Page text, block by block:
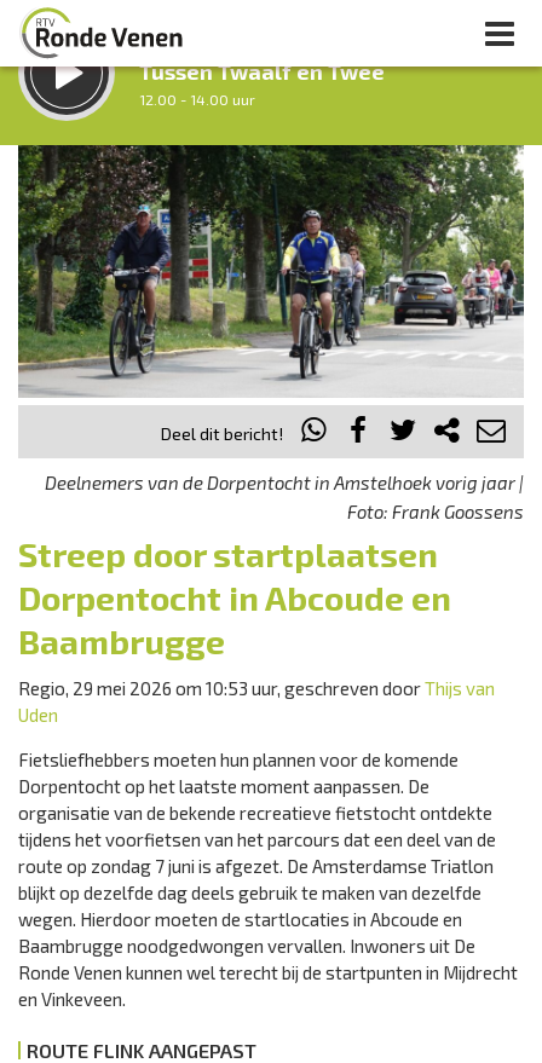
LUISTER LIVE:
Tussen Twaalf en Twee
12.00 - 14.00 uur
STRAKS:
Middag Venen
14.00 - 18.00 uur
Vorig uur
uur 1 van 0 Volgend uur
Inklappen
Deel dit bericht!
Deelnemers van de Dorpentocht in Amstelhoek vorig jaar |
Foto: Frank Goossens
Streep door startplaatsen
Dorpentocht in Abcoude en
Baambrugge
Regio, 29 mei 2026 om 10:53 uur, geschreven doorThijs van
Uden
Fietsliefhebbers moeten hun plannen voor de komende
Dorpentocht op het laatste moment aanpassen. De
organisatie van de bekende recreatieve fietstocht ontdekte
tijdens het voorfietsen van het parcours dat een deel van de
route op zondag 7 juni is afgezet. De Amsterdamse Triatlon
blijkt op dezelfde dag deels gebruik te maken van dezelfde
wegen. Hierdoor moeten de startlocaties in Abcoude en
Baambrugge noodgedwongen vervallen. Inwoners uit De
Ronde Venen kunnen wel terecht bij de startpunten in Mijdrecht
en Vinkeveen.
ROUTE FLINK AANGEPAST